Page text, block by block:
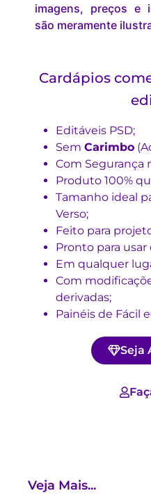
imagens, preços e
são meramente
Cardápios
Editáveis PSD;
Sem Carimbo
Com Segurança
Produto 100%
Tamanho ideal
Verso;
Feito para
Pronto para usar
Em qualquer
Com
derivadas;
Painéis de Fácil
Seja
Veja Mais...